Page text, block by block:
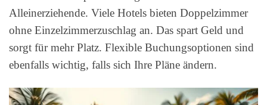
Alleinerziehende. Viele Hotels bieten Doppelzimmer
ohne Einzelzimmerzuschlag an. Das spart Geld und
sorgt für mehr Platz. Flexible Buchungsoptionen sind
ebenfalls wichtig, falls sich Ihre Pläne ändern.